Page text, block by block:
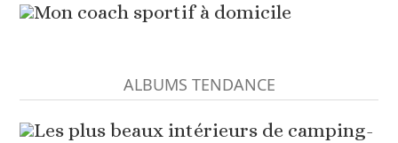
Mon coach sportif à domicile
ALBUMS TENDANCE
Les plus beaux intérieurs de camping-